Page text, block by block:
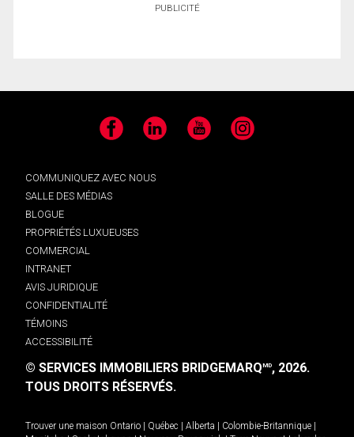
PUBLICITÉ
Facebook LinkedIn YouTube Instagram
COMMUNIQUEZ AVEC NOUS
SALLE DES MÉDIAS
BLOGUE
PROPRIÉTÉS LUXUEUSES
COMMERCIAL
INTRANET
AVIS JURIDIQUE
CONFIDENTIALITÉ
TÉMOINS
ACCESSIBILITÉ
© SERVICES IMMOBILIERS BRIDGEMARQMD, 2026.
TOUS DROITS RÉSERVÉS.
Trouver une maison Ontario | Québec | Alberta | Colombie-Britannique |